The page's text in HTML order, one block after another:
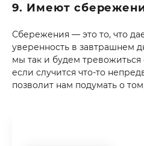
9. Имеют
Сбережения — это то, что
уверенность в завтрашнем
мы так и будем тревожиться
если случится что-то
позволит нам подумать о